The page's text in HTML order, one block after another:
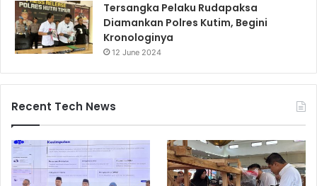
Tersangka Pelaku Rudapaksa
Diamankan Polres Kutim, Begini
Kronologinya
12 June 2024
Recent Tech News